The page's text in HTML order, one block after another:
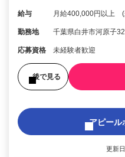
給与 月給400,000円以上 (
勤務地 千葉県白井市河原子
応募資格 未経験者歓迎
後で見る
アピール
更新